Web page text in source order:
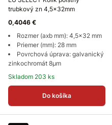
trubkový zn 4,5x32mm
0,4046 €
Rozmer (axb mm): 4,5x32 mm
Priemer (mm): 28 mm
Povrchová úprava: galvanický
zinkochromát 8µm
Skladom 203 ks
Do košíka